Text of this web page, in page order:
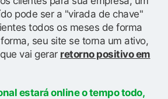
pode ser a "virada de chave"
todos os meses de forma
seu site se torna um ativo,
vai gerar retorno positivo em
estará online o tempo todo,